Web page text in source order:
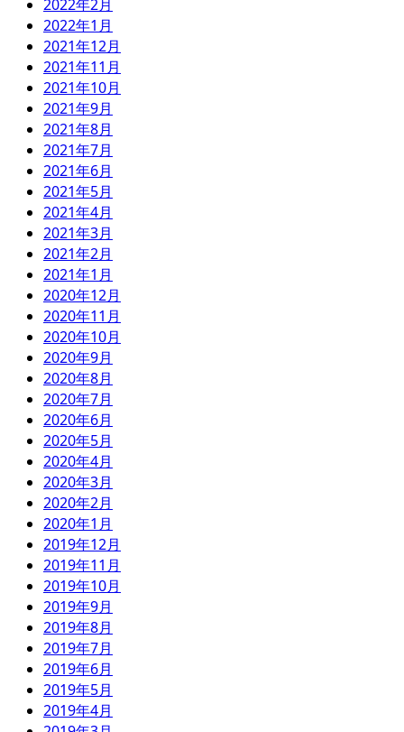
2022年2月
2022年1月
2021年12月
2021年11月
2021年10月
2021年9月
2021年8月
2021年7月
2021年6月
2021年5月
2021年4月
2021年3月
2021年2月
2021年1月
2020年12月
2020年11月
2020年10月
2020年9月
2020年8月
2020年7月
2020年6月
2020年5月
2020年4月
2020年3月
2020年2月
2020年1月
2019年12月
2019年11月
2019年10月
2019年9月
2019年8月
2019年7月
2019年6月
2019年5月
2019年4月